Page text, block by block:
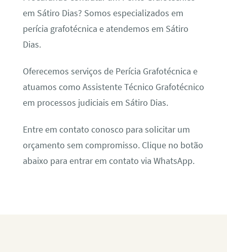
em Sátiro Dias? Somos especializados em
perícia grafotécnica e atendemos em Sátiro
Dias.
Oferecemos serviços de Perícia Grafotécnica e
atuamos como Assistente Técnico Grafotécnico
em processos judiciais em Sátiro Dias.
Entre em contato conosco para solicitar um
orçamento sem compromisso. Clique no botão
abaixo para entrar em contato via WhatsApp.